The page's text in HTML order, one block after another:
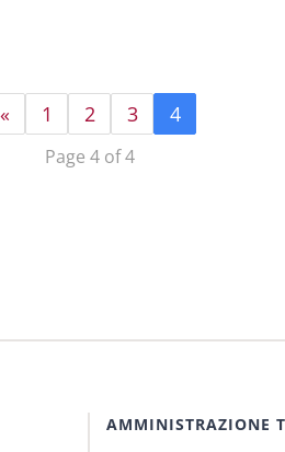
« 1 2 3 4
Page 4 of 4
AMMINISTRAZIONE